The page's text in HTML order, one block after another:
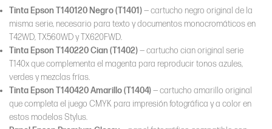
Tinta Epson T140120 Negro (T1401)— cartucho negro original de la
misma serie, necesario para texto y documentos monocromáticos en
T42WD, TX560WD y TX620FWD.
Tinta Epson T140220 Cian (T1402)— cartucho cian original serie
T140x que complementa el magenta para reproducir tonos azules,
verdes y mezclas frías.
Tinta Epson T140420 Amarillo (T1404)— cartucho amarillo original
que completa el juego CMYK para impresión fotográfica y a color en
estos modelos Stylus.